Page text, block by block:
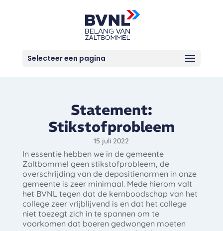
Selecteer een pagina
Statement:
Stikstofprobleem
15 juli 2022
In essentie hebben we in de gemeente
Zaltbommel geen stikstofprobleem, de
overschrijding van de depositienormen in onze
gemeente is zeer minimaal. Mede hierom valt
het BVNL tegen dat de kernboodschap van het
college zeer vrijblijvend is en dat het college
niet toezegt zich in te spannen om te
voorkomen dat boeren gedwongen moeten